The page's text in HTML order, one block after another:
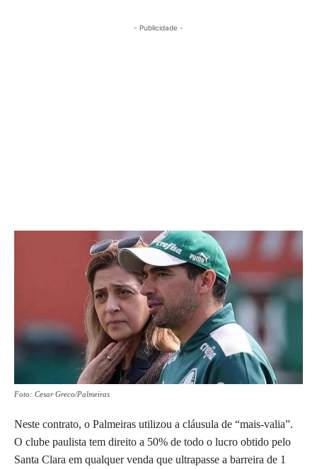
- Publicidade -
Foto: Cesar Greco/Palmeiras
Neste contrato, o Palmeiras utilizou a cláusula de “mais-valia”.
O clube paulista tem direito a 50% de todo o lucro obtido pelo
Santa Clara em qualquer venda que ultrapasse a barreira de 1